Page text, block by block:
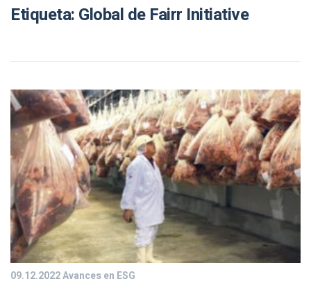
Etiqueta: Global de Fairr Initiative
09.12.2022Avances en ESG